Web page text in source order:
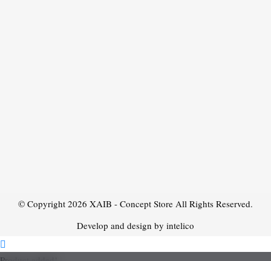
© Copyright 2026 XAIB - Concept Store All Rights Reserved.
Develop and design by intelico